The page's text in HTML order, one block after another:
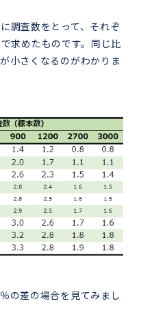
調査数をとって、それぞ
求めたものです。同じ比
小さくなるのがわかりま
の差の場合を見てみまし